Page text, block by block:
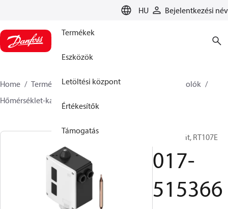
HU Bejelentkezési név
Termékek
Eszközök
Letöltési központ
Értékesítők
Támogatás
Home Termékek Climate Solutions Hűtés
Kapcsolók
Hőmérséklet-kapcsolók
Termosztát, RT107E
017-
515366